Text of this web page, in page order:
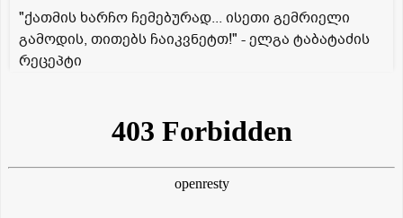
"ქათმის ხარჩო ჩემებურად... ისეთი გემრიელი
გამოდის, თითებს ჩაიკვნეტთ!" - ელგა ტაბატაძის
რეცეპტი